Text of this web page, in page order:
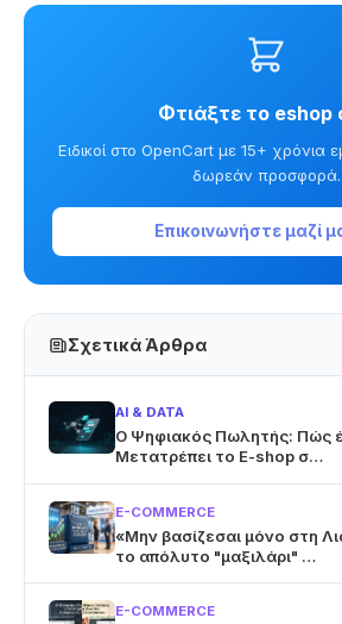
Φτιάξτε το eshop
Ειδικοί στο OpenCart με 15+ χρόνια
δωρεάν προσφορά.
Επικοινωνήστε μαζί
Σχετικά Άρθρα
AI & DATA
Ο Ψηφιακός Πωλητής: Πώς
Μετατρέπει το E-shop σ…
E-COMMERCE
«Μην βασίζεσαι μόνο στη
το απόλυτο "μαξιλάρι" …
E-COMMERCE